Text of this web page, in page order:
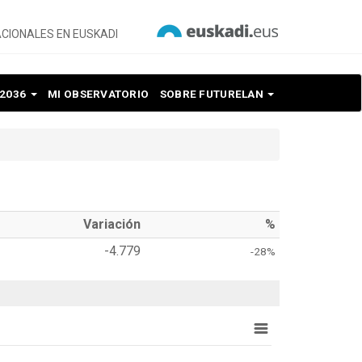
EN EUSKADI
MI OBSERVATORIO SOBRE FUTURELAN
Variación
%
-4.779 -28%